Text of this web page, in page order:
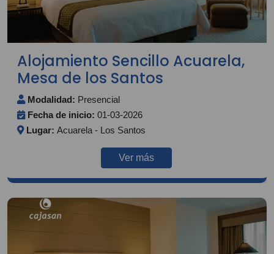
Alojamiento Sencillo Acuarela,
Mesa de los Santos
Modalidad: Presencial
Fecha de inicio: 01-03-2026
Lugar: Acuarela - Los Santos
Ver más